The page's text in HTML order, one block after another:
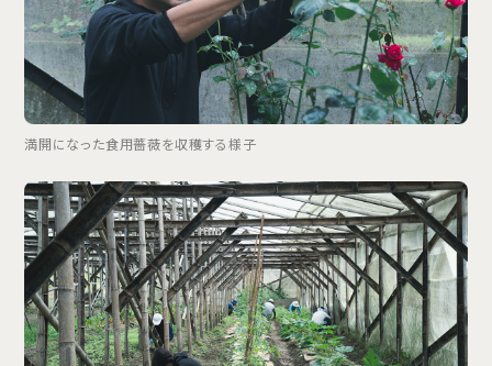
満開になった食用薔薇を収穫する様子